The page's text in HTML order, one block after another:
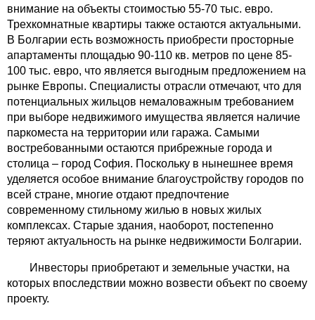
внимание на объекты стоимостью 55-70 тыс. евро.
Трехкомнатные квартиры также остаются актуальными.
В Болгарии есть возможность приобрести просторные
апартаменты площадью 90-110 кв. метров по цене 85-
100 тыс. евро, что является выгодным предложением на
рынке Европы. Специалисты отрасли отмечают, что для
потенциальных жильцов немаловажным требованием
при выборе недвижимого имущества является наличие
паркоместа на территории или гаража. Самыми
востребованными остаются прибрежные города и
столица – город София. Поскольку в нынешнее время
уделяется особое внимание благоустройству городов по
всей стране, многие отдают предпочтение
современному стильному жилью в новых жилых
комплексах. Старые здания, наоборот, постепенно
теряют актуальность на рынке недвижимости Болгарии.
Инвесторы приобретают и земельные участки, на
которых впоследствии можно возвести объект по своему
проекту.